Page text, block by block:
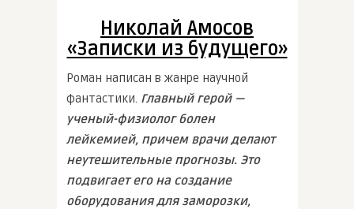
Николай Амосов
«Записки из будущего»
Роман написан в жанре научной
фантастики. Главный герой —
ученый-физиолог болен
лейкемией, причем врачи делают
неутешительные прогнозы. Это
подвигает его на создание
оборудования для заморозки,